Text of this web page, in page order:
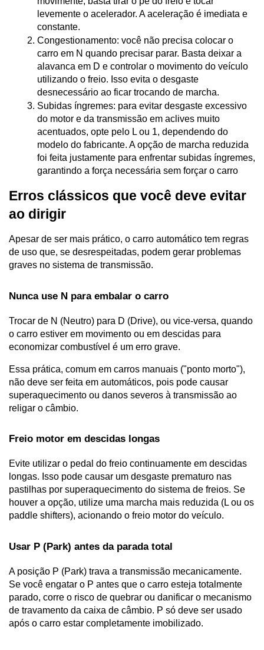
levemente o acelerador. A aceleração é imediata e
constante.
Congestionamento: você não precisa colocar o
carro em N quando precisar parar. Basta deixar a
alavanca em D e controlar o movimento do veículo
utilizando o freio. Isso evita o desgaste
desnecessário ao ficar trocando de marcha.
Subidas íngremes: para evitar desgaste excessivo
do motor e da transmissão em aclives muito
acentuados, opte pelo L ou 1, dependendo do
modelo do fabricante. A opção de marcha reduzida
foi feita justamente para enfrentar subidas íngremes,
garantindo a força necessária sem forçar o carro
Erros clássicos que você deve evitar
ao dirigir
Apesar de ser mais prático, o carro automático tem regras
de uso que, se desrespeitadas, podem gerar problemas
graves no sistema de transmissão.
Nunca use N para embalar o carro
Trocar de N (Neutro) para D (Drive), ou vice-versa, quando
o carro estiver em movimento ou em descidas para
economizar combustível é um erro grave.
Essa prática, comum em carros manuais ("ponto morto"),
não deve ser feita em automáticos, pois pode causar
superaquecimento ou danos severos à transmissão ao
religar o câmbio.
Freio motor em descidas longas
Evite utilizar o pedal do freio continuamente em descidas
longas. Isso pode causar um desgaste prematuro nas
pastilhas por superaquecimento do sistema de freios. Se
houver a opção, utilize uma marcha mais reduzida (L ou os
paddle shifters), acionando o freio motor do veículo.
Usar P (Park) antes da parada total
A posição P (Park) trava a transmissão mecanicamente.
Se você engatar o P antes que o carro esteja totalmente
parado, corre o risco de quebrar ou danificar o mecanismo
de travamento da caixa de câmbio. P só deve ser usado
após o carro estar completamente imobilizado.